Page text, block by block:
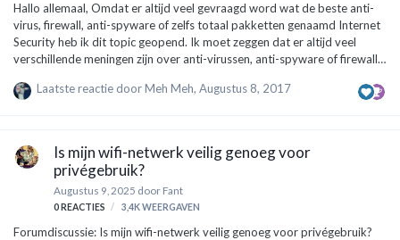
Hallo allemaal, Omdat er altijd veel gevraagd word wat de beste anti-
virus, firewall, anti-spyware of zelfs totaal pakketten genaamd Internet
Security heb ik dit topic geopend. Ik moet zeggen dat er altijd veel
verschillende meningen zijn over anti-virussen, anti-spyware of firewall
het programma. Ik ga in dit topic alleen van testresultaten uit van
de resultaten: Betaald: Beste Anti-virus: 1.Kaspersky 2.NOD32 Beste
Anti-Spyware: 1.Webroot Spy…
Laatste reactie doorMeh Meh, Augustus 8, 2017
Is mijn wifi-netwerk veilig genoeg voor
privégebruik?
Augustus 9, 2025 door Fant
0REACTIES 3,4K WEERGAVEN
Forumdiscussie: Is mijn wifi-netwerk veilig genoeg voor privégebruik?